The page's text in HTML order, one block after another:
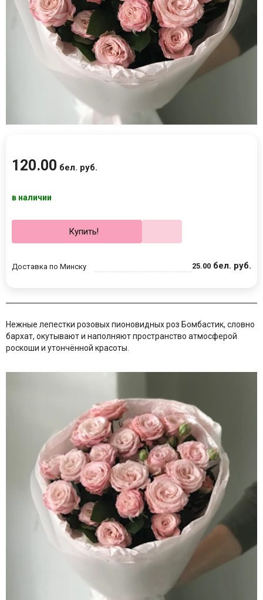
120.00 бел. руб.
в наличии
Купить!
Доставка по Минску 25.00 бел. руб.
Нежные лепестки розовых пионовидных роз Бомбастик, словно
бархат, окутываюти наполняют пространство атмосферой
роскоши и утончённой красоты.